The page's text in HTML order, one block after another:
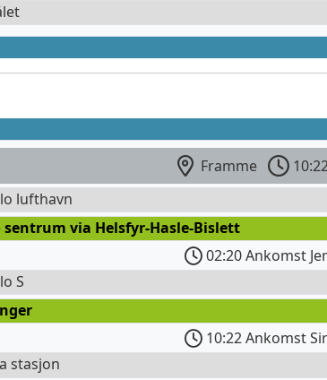
Framme
lufthavn
sentrum via Helsfyr-Hasle-Bislett
02:20 Ankomst
S
10:22 Ankomst
stasjon